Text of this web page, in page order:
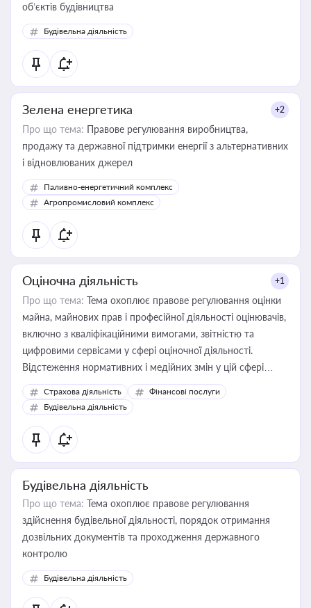
об’єктів будівництва
Будівельна діяльність
Зелена енергетика +2
Про що тема: Правове регулювання виробництва,
продажу та державної підтримки енергії з альтернативних
і відновлюваних джерел
Паливно-енергетичний комплекс
Агропромисловий комплекс
Оціночна діяльність +1
Про що тема: Тема охоплює правове регулювання оцінки
майна, майнових прав і професійної діяльності оцінювачів,
включно з кваліфікаційними вимогами, звітністю та
цифровими сервісами у сфері оціночної діяльності.
Відстеження нормативних і медійних змін у цій сфері
корисне для власника бізнесу, керівника, юриста або
бухгалтера під час оподаткування, приватизації, оренди
державного майна, корпоративних угод і перевірки
статусу суб'єктів оціночної діяльності
Страхова діяльність
Фінансові послуги
Будівельна діяльність
Будівельна діяльність
Про що тема: Тема охоплює правове регулювання
здійснення будівельної діяльності, порядок отримання
дозвільних документів та проходження державного
контролю
Будівельна діяльність